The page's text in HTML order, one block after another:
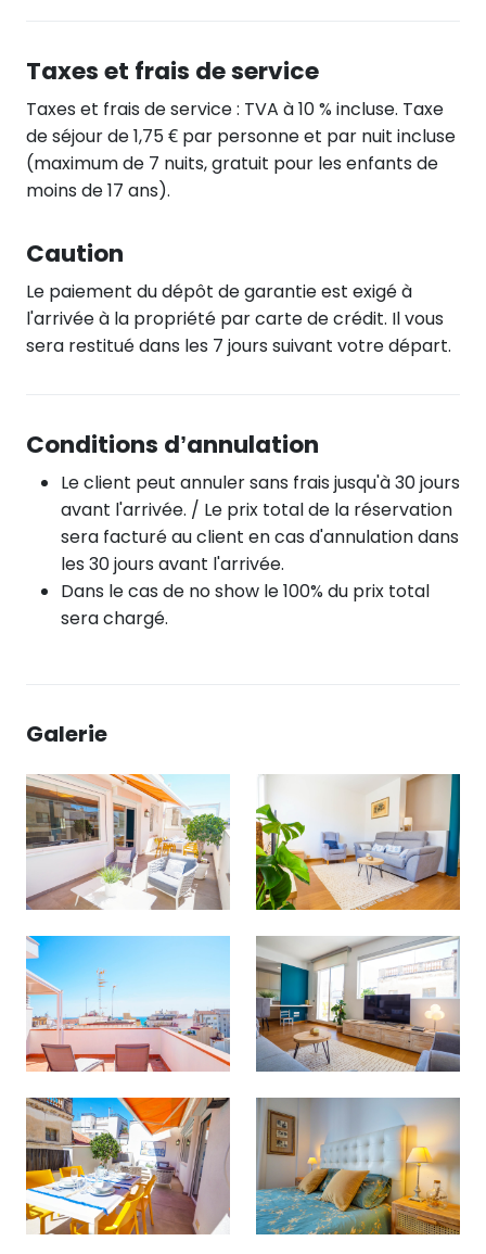
Taxes et frais de service
Taxes et frais de service : TVA à 10 % incluse. Taxe
de séjour de 1,75 € par personne et par nuit incluse
(maximum de 7 nuits, gratuit pour les enfants de
moins de 17 ans).
Caution
Le paiement du dépôt de garantie est exigé à
l'arrivée à la propriété par carte de crédit. Il vous
sera restitué dans les 7 jours suivant votre départ.
Conditions d’annulation
Le client peut annuler sans frais jusqu'à 30 jours
avant l'arrivée. / Le prix total de la réservation
sera facturé au client en cas d'annulation dans
les 30 jours avant l'arrivée.
Dans le cas de no show le 100% du prix total
sera chargé.
Galerie